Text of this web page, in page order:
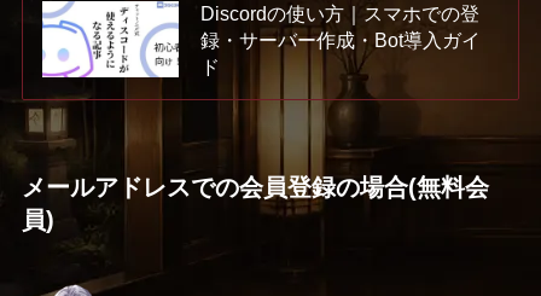
Discordの使い方｜スマホでの登
録・サーバー作成・Bot導入ガイ
ド
メールアドレスでの会員登録の場合(無料会
員)